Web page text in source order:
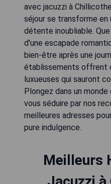
avec jacuzzi à
séjour se transforme en
détente inoubliable.
d'une escapade
bien-être après une
établissements offrent
luxueuses qui sauront
Plongez dans un
vous séduire par nos
meilleures adresses
pure indulgence.
Meilleurs